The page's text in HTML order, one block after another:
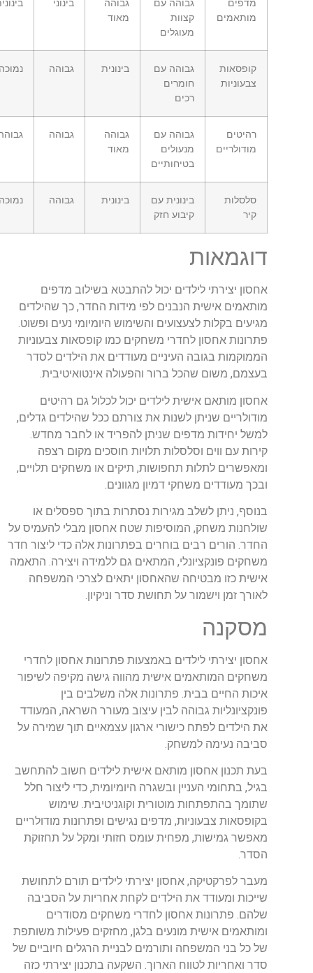
מדפים
מותאמים
גבוהה עם
קצוות
מעוגלים
גבוהה
בינונית
קופסאות
צבעוניות
גבוהה עם
חומרים
בינונית גבוהה
רהיטים
מודולריים
גבוהה עם
מנעולים
בטיחותיים
גבוהה
גבוהה גבוהה
סלסלות
בינונית עם
קיבוע חזק
בינונית גבוהה
דוגמאות
אחסון יצירתי לילדים יכול להתבטא בשילוב מדפים
מותאמים אישית הנבנים לפי מידות החדר, כך שהילדים
מגיעים בקלות לצעצועים והשימוש היומיומי נעים ופשוט.
פתרונות אחסון לחדרי משחקים כמו קופסאות צבעוניות
הממוקמות בגובה העיניים מעודדים את הילדים לסדר
בעצמם, משום שהכל ברור והפעולה אינטואיטיבית.
אחסון מותאם אישית לילדים יכול לכלול גם רהיטים
מודולריים שניתן לשנות את צורתם ככל שהילדים גדלים,
למשל יחידות מדפים שניתן להפריד או לחבר מחדש.
קירות עם ווים וסלסלות תלויות חוסכים מקום רצפה
ומאפשרים לתלות תחפושות, תיקים או משחקים תלויים,
ובכך מעודדים משחקי דמיון מגוונים.
בנוסף, ניתן לשלב מגירות נסתרות בתוך ספסלים או
שולחנות משחק, המוסיפות שטח אחסון מבלי להעמיס על
החדר. הורים רבים בוחרים בפתרונות אלה כדי ליצור חדר
משחקים פונקציונלי, המתאים גם ללמידה ויצירה. התאמה
אישית כזו מבטיחה שהאחסון יתאים לצרכי המשפחה
לאורך זמן וישמור על תחושת סדר וניקיון.
מסקנה
אחסון יצירתי לילדים באמצעות פתרונות אחסון לחדרי
משחקים המותאמים אישית מהווה גישה מקיפה לשיפור
איכות החיים בבית. פתרונות אלה משלבים בין
פונקציונליות גבוהה לבין עיצוב מעורר השראה, המעודד
את הילדים לפתח כישורי ארגון עצמאיים תוך שמירה על
סביבה נעימה למשחק.
בעת תכנון אחסון מותאם אישית לילדים חשוב להתחשב
בגיל, בתחומי העניין ובשגרה היומיומית, כדי ליצור חלל
שתומך בהתפתחות מוטורית וקוגניטיבית. שימוש
בקופסאות צבעוניות, מדפים נגישים ופתרונות מודולריים
מאפשר גמישות, מפחית עומס חזותי ומקל על תחזוקת
הסדר.
מעבר לפרקטיקה, אחסון יצירתי לילדים תורם לתחושת
שייכות ומעודד את הילדים לקחת אחריות על הסביבה
שלהם. פתרונות אחסון לחדרי משחקים מסודרים
ומותאמים אישית מונעים בלגן, מחזקים פעילות משותפת
של כל בני המשפחה ותורמים לבניית הרגלים חיוביים של
סדר ואחריות לטווח הארוך. השקעה בתכנון יצירתי כזה